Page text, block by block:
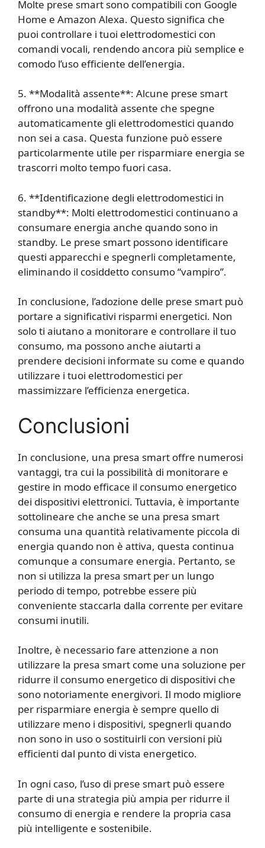
Molte prese smart sono compatibili con Google
Home e Amazon Alexa. Questo significa che
puoi controllare i tuoi elettrodomestici con
comandi vocali, rendendo ancora più semplice e
comodo l’uso efficiente dell’energia.
5. **Modalità assente**: Alcune prese smart
offrono una modalità assente che spegne
automaticamente gli elettrodomestici quando
non sei a casa. Questa funzione può essere
particolarmente utile per risparmiare energia se
trascorri molto tempo fuori casa.
6. **Identificazione degli elettrodomestici in
standby**: Molti elettrodomestici continuano a
consumare energia anche quando sono in
standby. Le prese smart possono identificare
questi apparecchi e spegnerli completamente,
eliminando il cosiddetto consumo “vampiro”.
In conclusione, l’adozione delle prese smart può
portare a significativi risparmi energetici. Non
solo ti aiutano a monitorare e controllare il tuo
consumo, ma possono anche aiutarti a
prendere decisioni informate su come e quando
utilizzare i tuoi elettrodomestici per
massimizzare l’efficienza energetica.
Conclusioni
In conclusione, una presa smart offre numerosi
vantaggi, tra cui la possibilità di monitorare e
gestire in modo efficace il consumo energetico
dei dispositivi elettronici. Tuttavia, è importante
sottolineare che anche se una presa smart
consuma una quantità relativamente piccola di
energia quando non è attiva, questa continua
comunque a consumare energia. Pertanto, se
non si utilizza la presa smart per un lungo
periodo di tempo, potrebbe essere più
conveniente staccarla dalla corrente per evitare
consumi inutili.
Inoltre, è necessario fare attenzione a non
utilizzare la presa smart come una soluzione per
ridurre il consumo energetico di dispositivi che
sono notoriamente energivori. Il modo migliore
per risparmiare energia è sempre quello di
utilizzare meno i dispositivi, spegnerli quando
non sono in uso o sostituirli con versioni più
efficienti dal punto di vista energetico.
In ogni caso, l’uso di prese smart può essere
parte di una strategia più ampia per ridurre il
consumo di energia e rendere la propria casa
più intelligente e sostenibile.